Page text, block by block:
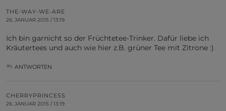
THE-WAY-WE-ARE
26. JANUAR 2015 / 13:19
Ich bin garnicht so der Früchtetee-Trinker. Dafür liebe ich
Kräutertees und auch wie hier z.B. grüner Tee mit Zitrone :)
ANTWORTEN
CHERRYPRINCESS
26. JANUAR 2015 / 13:19